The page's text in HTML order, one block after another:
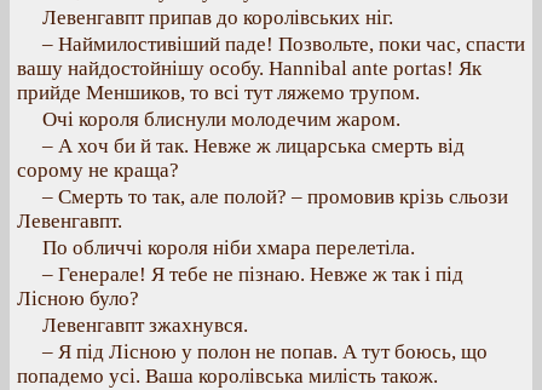
Левенгавпт припав до королівських ніг.
– Наймилостивіший паде! Позвольте, поки час, спасти
вашу найдостойнішу особу. Hannibal ante portas! Як
прийде Меншиков, то всі тут ляжемо трупом.
Очі короля блиснули молодечим жаром.
– А хоч би й так. Невже ж лицарська смерть від
сорому не краща?
– Смерть то так, але полой? – промовив крізь сльози
Левенгавпт.
По обличчі короля ніби хмара перелетіла.
– Генерале! Я тебе не пізнаю. Невже ж так і під
Лісною було?
Левенгавпт зжахнувся.
– Я під Лісною у полон не попав. А тут боюсь, що
попадемо усі. Ваша королівська милість також.